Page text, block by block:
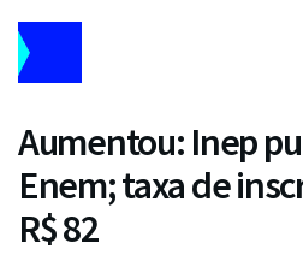
Aumentou: Inep
Enem; taxa de
R$ 82